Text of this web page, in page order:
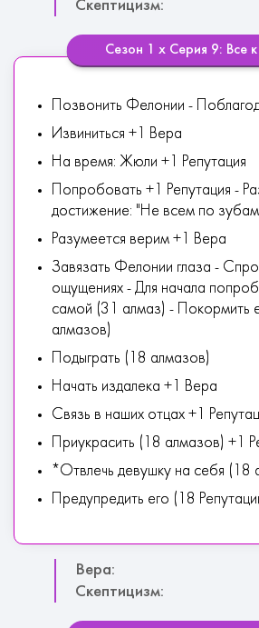
Скептицизм:
Сезон 1 х Серия 9: Все к
Позвонить Фелонии -
Извиниться +1 Вера
На время: Жюли +1 Репутация
Попробовать +1 Репутация -
достижение: "Не всем по
Разумеется верим +1 Вера
Завязать Фелонии глаза -
ощущениях - Для начала
самой (31 алмаз) - Покормить
алмазов)
Подыграть (18 алмазов)
Начать издалека +1 Вера
Связь в наших отцах +1
Приукрасить (18 алмазов) +1
*Отвлечь девушку на себя (18
Предупредить его (18
Вера:
Скептицизм: